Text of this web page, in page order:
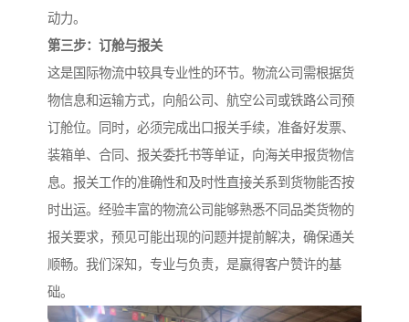
动力。
第三步：订舱与报关
这是国际物流中较具专业性的环节。物流公司需根据货
物信息和运输方式，向船公司、航空公司或铁路公司预
订舱位。同时，必须完成出口报关手续，准备好发票、
装箱单、合同、报关委托书等单证，向海关申报货物信
息。报关工作的准确性和及时性直接关系到货物能否按
时出运。经验丰富的物流公司能够熟悉不同品类货物的
报关要求，预见可能出现的问题并提前解决，确保通关
顺畅。我们深知，专业与负责，是赢得客户赞许的基
础。